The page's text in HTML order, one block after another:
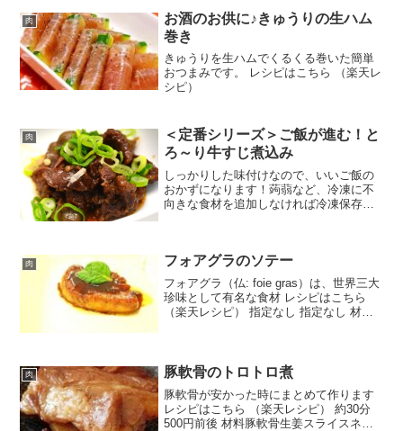
肉
お酒のお供に♪きゅうりの生ハム
巻き
きゅうりを生ハムでくるくる巻いた簡単
おつまみです。 レシピはこちら （楽天レ
シピ）
肉
＜定番シリーズ＞ご飯が進む！と
ろ～り牛すじ煮込み
しっかりした味付けなので、いいご飯の
おかずになります！蒟蒻など、冷凍に不
向きな食材を追加しなければ冷凍保存も
ビュー
肉 フォアグラのソテー
フォアグラ（仏: foie gras）は、世界三大
珍味として有名な食材 レシピはこちら
（楽天レシピ） 指定なし 指定なし 材料
肉 豚軟骨のトロトロ煮
豚軟骨が安かった時にまとめて作ります
レシピはこちら （楽天レシピ） 約30分
500円前後 材料豚軟骨生姜スライスネギ